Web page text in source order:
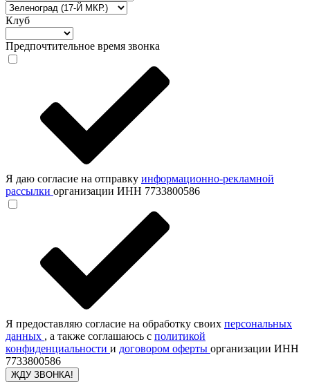
Клуб
Предпочтительное время звонка
Я даю согласие на отправку информационно-рекламной
рассылки организации ИНН 7733800586
Я предоставляю согласие на обработку своих персональных
данных , а также соглашаюсь с политикой
конфиденциальности и договором оферты организации ИНН
7733800586
ЖДУ ЗВОНКА!